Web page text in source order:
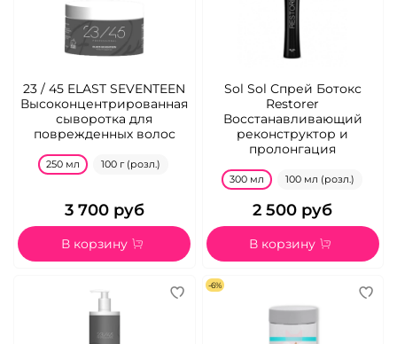
23 / 45 ELAST SEVENTEEN
Высоконцентрированная
сыворотка для
поврежденных волос
250 мл 100 г (розл.)
3 700 руб
В корзину
Sol Sol Спрей Ботокс
Restorer
Восстанавливающий
реконструктор и
пролонгация
300 мл 100 мл (розл.)
2 500 руб
В корзину
-6%